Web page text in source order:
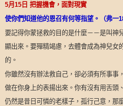
5月 15 日 把握機會，面對現實
使你們知道他的恩召有何等指望。（弗一
要記得你蒙拯救的目的是什麼－－是叫神
顯出來。要殫精竭慮，去體會成為神兒女
的。
你雖然沒有辦法救自己，卻必須有所事事
做在你身上的表揚出來。你有沒有用舌頭
仍然是昔日可憐的老樣子，孤行己意，那